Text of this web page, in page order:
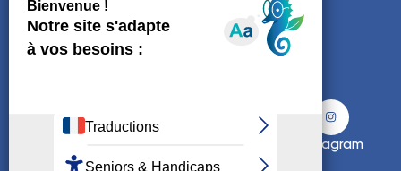
Politique de confidentialité et
de gestion de cookies
Instagram